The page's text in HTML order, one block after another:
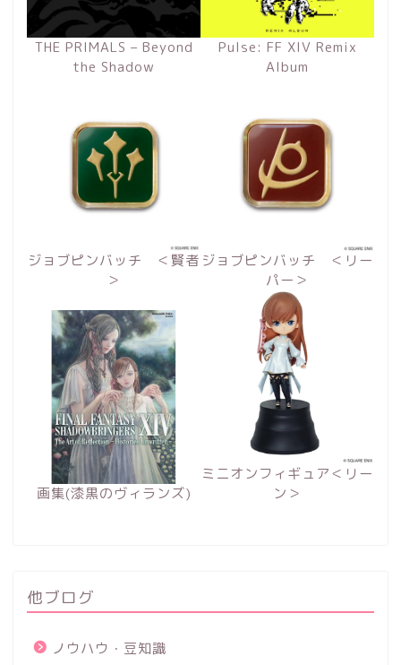
THE PRIMALS – Beyond
the Shadow
Pulse: FF XIV Remix
Album
ジョブピンバッチ ＜賢者
＞
ジョブピンバッチ ＜リー
パー＞
画集(漆黒のヴィランズ)
ミニオンフィギュア＜リー
ン＞
他ブログ
ノウハウ・豆知識